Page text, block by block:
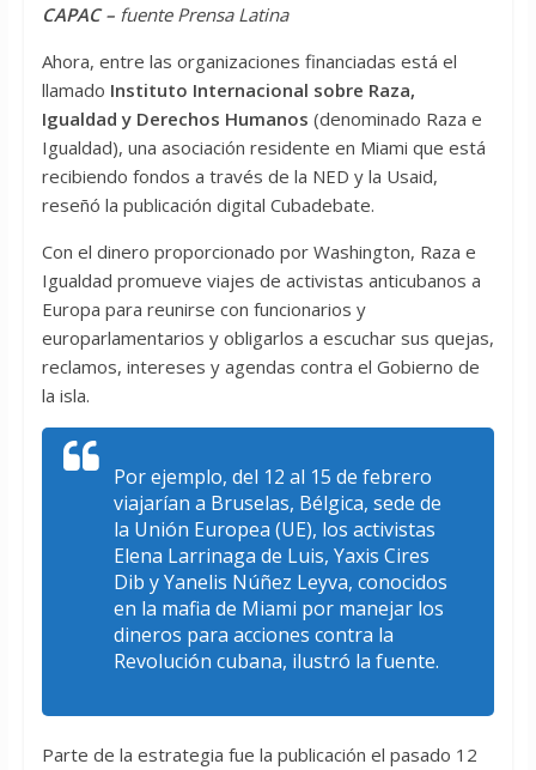
CAPAC –fuente Prensa Latina
Ahora, entre las organizaciones financiadas está el
llamado Instituto Internacional sobre Raza,
Igualdad y Derechos Humanos (denominado Raza e
Igualdad), una asociación residente en Miami que está
recibiendo fondos a través de la NED y la Usaid,
reseñó la publicación digital Cubadebate.
Con el dinero proporcionado por Washington, Raza e
Igualdad promueve viajes de activistas anticubanos a
Europa para reunirse con funcionarios y
europarlamentarios y obligarlos a escuchar sus quejas,
reclamos, intereses y agendas contra el Gobierno de
la isla.
Por ejemplo, del 12 al 15 de febrero
viajarían a Bruselas, Bélgica, sede de
la Unión Europea (UE), los activistas
Elena Larrinaga de Luis, Yaxis Cires
Dib y Yanelis Núñez Leyva, conocidos
en la mafia de Miami por manejar los
dineros para acciones contra la
Revolución cubana, ilustró la fuente.
Parte de la estrategia fue la publicación el pasado 12